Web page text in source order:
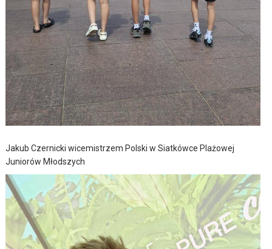
Jakub Czernicki wicemistrzem Polski w Siatkówce Plażowej
Juniorów Młodszych